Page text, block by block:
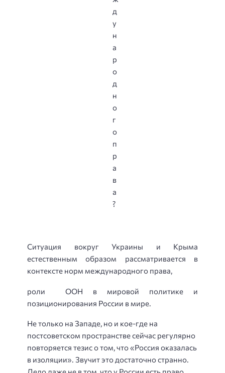
Ситуация вокруг Украины и Крыма
естественным образом рассматривается в
контексте норм международного права,
роли ООН в мировой политике и
позиционирования России в мире.
Не только на Западе, но и кое-где на
постсоветском пространстве сейчас регулярно
повторяется тезис о том, что «Россия оказалась
в изоляции». Звучит это достаточно странно.